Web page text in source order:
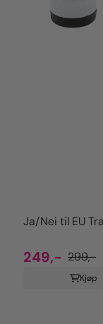
Ja/Nei til EU
249,- 299,-
Kjøp